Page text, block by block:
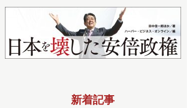
新着記事